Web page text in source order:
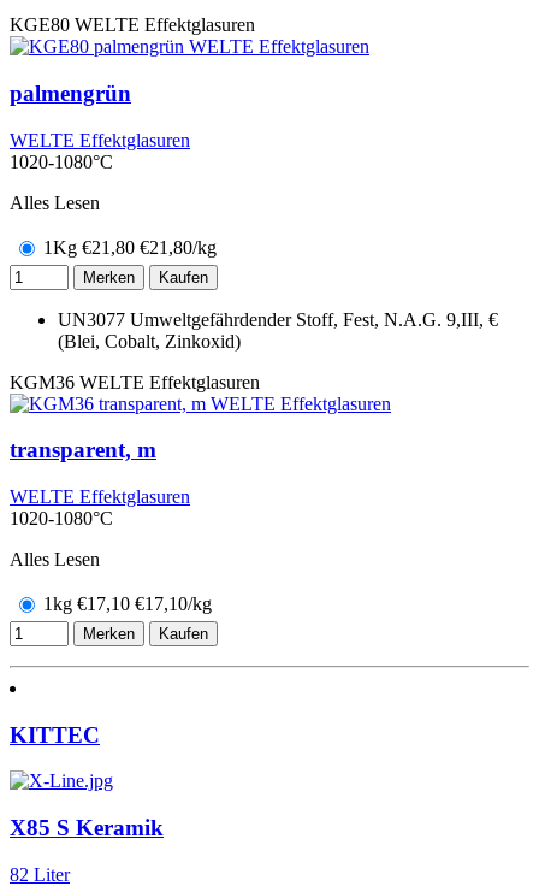
KGE80 WELTE Effektglasuren
palmengrün
WELTE Effektglasuren
1020-1080°C
Alles Lesen
1Kg €21,80 €21,80/kg
Merken Kaufen
UN3077 Umweltgefährdender Stoff, Fest, N.A.G. 9,III, €
(Blei, Cobalt, Zinkoxid)
KGM36 WELTE Effektglasuren
transparent, m
WELTE Effektglasuren
1020-1080°C
Alles Lesen
1kg €17,10 €17,10/kg
Merken Kaufen
KITTEC
X85 S Keramik
82 Liter